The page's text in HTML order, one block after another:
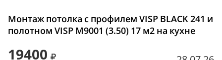
Монтаж потолка с профилем VISP BLACK 241 и
полотном VISP M9001 (3.50) 17 м2 на кухне
19400